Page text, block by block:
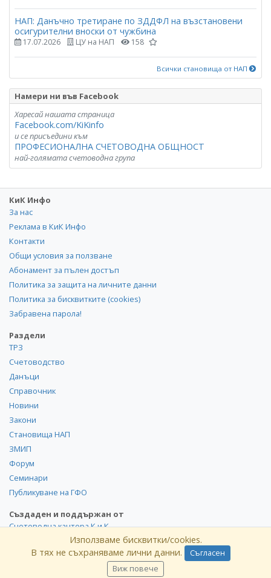
НАП: Данъчно третиране по ЗДДФЛ на възстановени
осигурителни вноски от чужбина
17.07.2026 ЦУ на НАП 158
Всички становища от НАП
Намери ни във Facebook
Харесай нашата страница
Facebook.com/KiKinfo
и се присъедини към
ПРОФЕСИОНАЛНА СЧЕТОВОДНА ОБЩНОСТ
най-голямата счетоводна група
КиК Инфо
За нас
Реклама в КиК Инфо
Контакти
Общи условия за ползване
Абонамент за пълен достъп
Политика за защита на личните данни
Политика за бисквитките (cookies)
Забравена парола!
Раздели
ТРЗ
Счетоводство
Данъци
Справочник
Новини
Закони
Становища НАП
ЗМИП
Форум
Семинари
Публикуване на ГФО
Създаден и поддържан от
Счетоводна кантора К и К
.info
2008-2026 Всички права запазени. Използването и
публикуването на част или цялото съдържание на сайта
без разрешение от КиK.БГ е забранено.
Използваме бисквитки/cookies.
В тях не съхраняваме лични данни.
Съгласен
Виж повече